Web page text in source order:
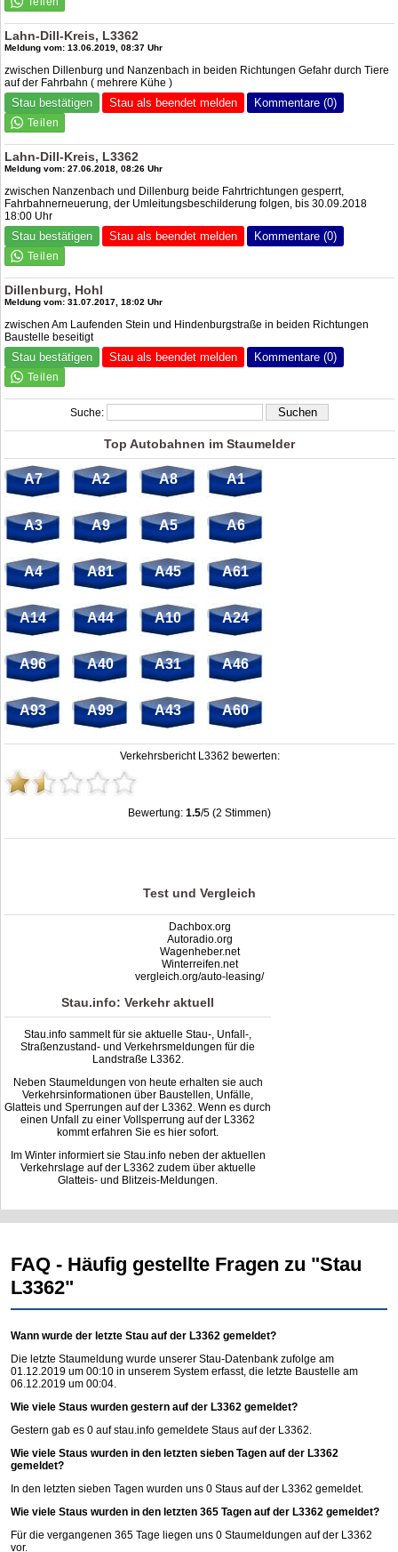
Lahn-Dill-Kreis, L3362
Meldung vom: 13.06.2019, 08:37 Uhr
zwischen Dillenburg und Nanzenbach in beiden Richtungen Gefahr durch Tiere
auf der Fahrbahn ( mehrere Kühe )
Stau bestätigen Stau als beendet melden Kommentare (0)
Lahn-Dill-Kreis, L3362
Meldung vom: 27.06.2018, 08:26 Uhr
zwischen Nanzenbach und Dillenburg beide Fahrtrichtungen gesperrt,
Fahrbahnerneuerung, der Umleitungsbeschilderung folgen, bis 30.09.2018
18:00 Uhr
Stau bestätigen Stau als beendet melden Kommentare (0)
Dillenburg, Hohl
Meldung vom: 31.07.2017, 18:02 Uhr
zwischen Am Laufenden Stein und Hindenburgstraße in beiden Richtungen
Baustelle beseitigt
Stau bestätigen Stau als beendet melden Kommentare (0)
Suche:
Top Autobahnen im Staumelder
A7 A2 A8 A1
A3 A9 A5 A6
A4 A81 A45 A61
A14 A44 A10 A24
A96 A40 A31 A46
A93 A99 A43 A60
Verkehrsbericht L3362 bewerten:
Bewertung:1.5/5 (2 Stimmen)
Stau L3362: Unfälle, Sperrung & Baustellen | Staumelder L3362 ,1.5out of5
Test und Vergleich
Dachbox.org
Autoradio.org
Wagenheber.net
Winterreifen.net
vergleich.org/auto-leasing/
Stau.info: Verkehr aktuell
Stau.info sammelt für sie aktuelle Stau-, Unfall-,
Straßenzustand- und Verkehrsmeldungen für die
Landstraße L3362.
Neben Staumeldungen von heute erhalten sie auch
Verkehrsinformationen über Baustellen, Unfälle,
Glatteis und Sperrungen auf der L3362. Wenn es durch
einen Unfall zu einer Vollsperrung auf der L3362
kommt erfahren Sie es hier sofort.
Im Winter informiert sie Stau.info neben der aktuellen
Verkehrslage auf der L3362 zudem über aktuelle
Glatteis- und Blitzeis-Meldungen.
FAQ - Häufig gestellte Fragen zu "Stau
L3362"
Wann wurde der letzte Stau auf der L3362 gemeldet?
Die letzte Staumeldung wurde unserer Stau-Datenbank zufolge am
01.12.2019 um 00:10 in unserem System erfasst, die letzte Baustelle am
06.12.2019 um 00:04.
Wie viele Staus wurden gestern auf der L3362 gemeldet?
Gestern gab es 0 aufstau.info gemeldete Staus auf der L3362.
Wie viele Staus wurden in den letzten sieben Tagen auf der L3362
gemeldet?
In den letzten sieben Tagen wurden uns 0 Staus auf der L3362 gemeldet.
Wie viele Staus wurden in den letzten 365 Tagen auf der L3362 gemeldet?
Für die vergangenen 365 Tage liegen uns 0 Staumeldungen auf der L3362
vor.